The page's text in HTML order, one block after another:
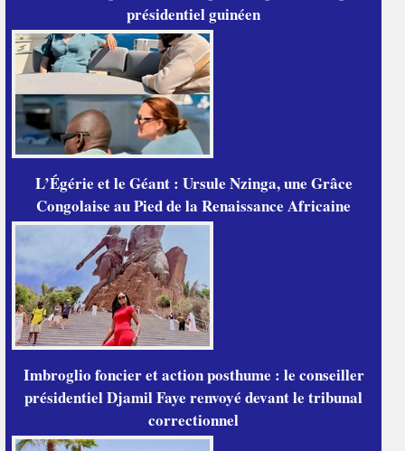
présidentiel guinéen
L’Égérie et le Géant : Ursule Nzinga, une Grâce
Congolaise au Pied de la Renaissance Africaine
Imbroglio foncier et action posthume : le conseiller
présidentiel Djamil Faye renvoyé devant le tribunal
correctionnel